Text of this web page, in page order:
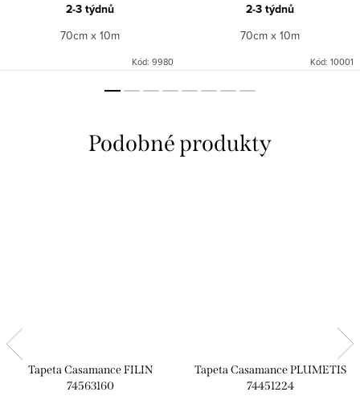
2-3 týdnů
70cm x 10m
Kód: 9980
2-3 týdnů
70cm x 10m
Kód: 10001
Tapeta Casamance FILIN
74563160
Tapeta Casamance PLUMETIS
74451224